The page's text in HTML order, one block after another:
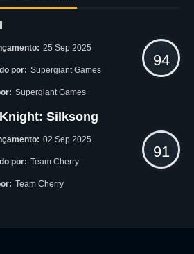
25 Sep 2025
por: Supergiant Games
Supergiant Games
94
Silksong
02 Sep 2025
por: Team Cherry
Team Cherry
91